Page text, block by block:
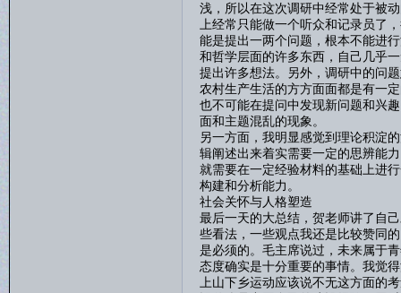
浅，所以在这次调研中经常处于被
上经常只能做一个听众和记录员了
能是提出一两个问题，根本不能进
和哲学层面的许多东西，自己几乎
提出许多想法。另外，调研中的问
农村生产生活的方方面面都是有一
也不可能在提问中发现新问题和兴
面和主题混乱的现象。
另一方面，我明显感觉到理论积淀
辑阐述出来着实需要一定的思辨能
就需要在一定经验材料的基础上进
构建和分析能力。
社会关怀与人格塑造
最后一天的大总结，贺老师讲了自
些看法，一些观点我还是比较赞同
是必须的。毛主席说过，未来属于
态度确实是十分重要的事情。我觉
上山下乡运动应该说不无这方面的